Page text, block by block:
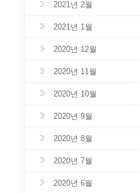
2021년 2월
2021년 1월
2020년 12월
2020년 11월
2020년 10월
2020년 9월
2020년 8월
2020년 7월
2020년 6월